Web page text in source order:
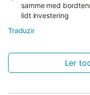
samme med
lidt investering
Traduzir
Ler